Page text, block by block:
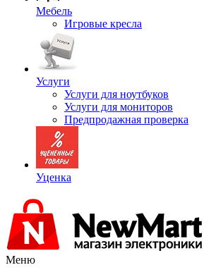
Мебель
Игровые кресла
Услуги
Услуги для ноутбуков
Услуги для мониторов
Предпродажная проверка
Уценка
Меню